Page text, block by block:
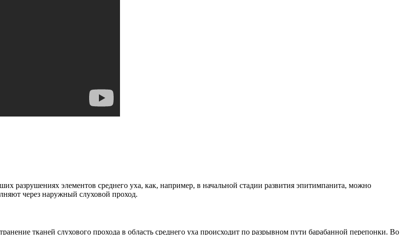
разрушениях элементов среднего уха, как, например, в начальной стадии развития эпитимпанита, можно
через наружный слуховой проход.
тканей слухового прохода в область среднего уха происходит по разрывном пути барабанной перепонки. Во